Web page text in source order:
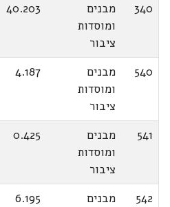
340
מבנים
ומוסדות
ציבור
40.203
540
מבנים
ומוסדות
ציבור
4.187
541
מבנים
ומוסדות
ציבור
0.425
542
מבנים
6.195